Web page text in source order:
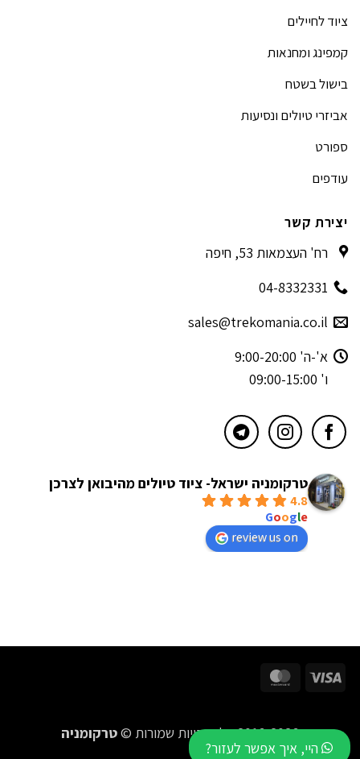
ציוד לחיילים
קמפינג ומחנאות
בישול בשטח
אביזרי טיולים ונסיעות
ספורט
עודפים
יצירת קשר
רח' העצמאות 53, חיפה
04-8332331
sales@trekomania.co.il
א'-ה' 9:00-20:00
ו' 09:00-15:00
טרקומניה ישראל- ציוד טיולים מהיבואן לצרכן
4.8
Google
review us on
Visa
2016-2026 כל הזכויות שמורות © טרקומניה
היי, איך אפשר לעזור?